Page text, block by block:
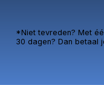
*Niet tevreden? Met
30 dagen? Dan betaal